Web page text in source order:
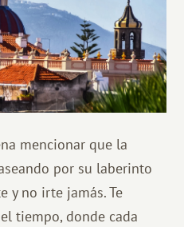
mencionar que la
por su laberinto
y no irte jamás. Te
tiempo, donde cada